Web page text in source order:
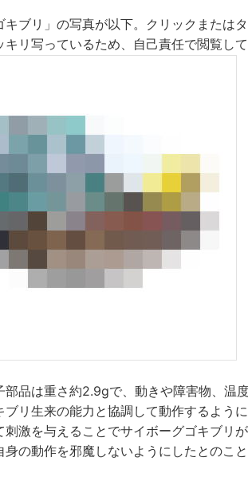
ブリ」の写真が以下。クリックまたは
リ写っているため、自己責任で閲覧して
品は重さ約2.9gで、動きや障害物、温
リ生来の能力と協調して動作するよう
激を与えることでサイボーグゴキブリ
の動作を邪魔しないようにしたとのこと